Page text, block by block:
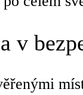
v